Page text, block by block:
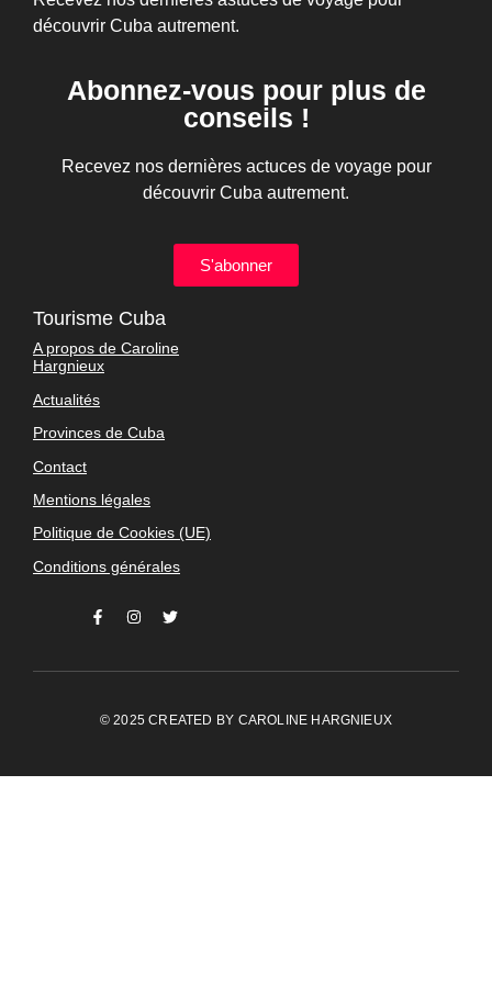
découvrir Cuba autrement.
Abonnez-vous pour plus de
conseils !
Recevez nos dernières actuces de voyage pour
découvrir Cuba autrement.
S'abonner
Tourisme Cuba
A propos de Caroline
Hargnieux
Actualités
Provinces de Cuba
Contact
Mentions légales
Politique de Cookies (UE)
Conditions générales
© 2025 CREATED BY CAROLINE HARGNIEUX